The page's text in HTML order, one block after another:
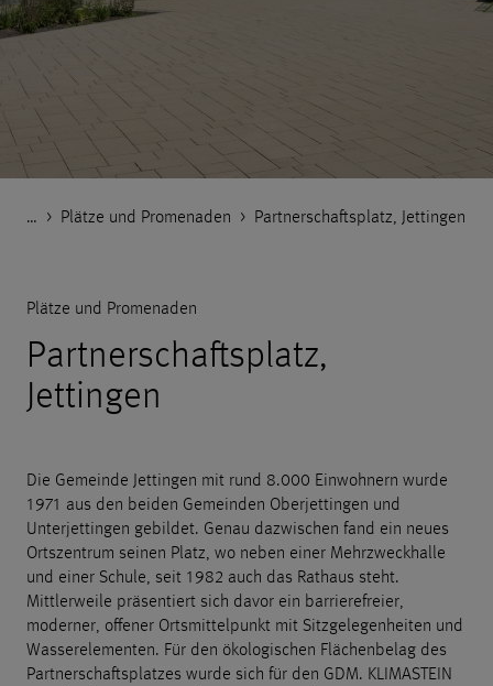
… Godelmann.de
> Referenzen
> Öffentlicher Raum
> Plätze und Promenaden > Partnerschaftsplatz, Jettingen
Plätze und Promenaden
Partnerschaftsplatz,
Jettingen
Die Gemeinde Jettingen mit rund 8.000 Einwohnern wurde
1971 aus den beiden Gemeinden Oberjettingen und
Unterjettingen gebildet. Genau dazwischen fand ein neues
Ortszentrum seinen Platz, wo neben einer Mehrzweckhalle
und einer Schule, seit 1982 auch das Rathaus steht.
Mittlerweile präsentiert sich davor ein barrierefreier,
moderner, offener Ortsmittelpunkt mit Sitzgelegenheiten und
Wasserelementen. Für den ökologischen Flächenbelag des
Partnerschaftsplatzes wurde sich für den GDM. KLIMASTEIN